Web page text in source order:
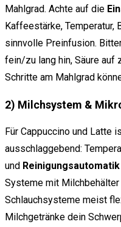
Mahlgrad. Achte auf die
Kaffeestärke, Temperatur,
sinnvolle Preinfusion.
fein/zu lang hin, Säure
Schritte am Mahlgrad
2) Milchsystem &
Für Cappuccino und Latte
ausschlaggebend:
und Reinigungsautomatik
Systeme mit
Schlauchsysteme meist
Milchgetränke dein